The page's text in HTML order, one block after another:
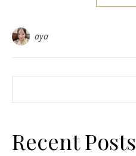
aya
Recent Posts